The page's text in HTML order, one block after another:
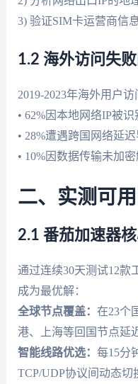
3) 验证SIM卡运营商信
1.2 海外访问失
2019-2023年海外用户
• 62%因本地网络IP被
• 28%遭遇跨国网络延
• 10%因数据传输未加
二、实测可
2.1 番茄加速器
通过连续30天测试12款
成为最优解：
全球节点覆盖： 在23个
港、上海等回国节点延
智能线路优选： 每15分
TCP/UDP协议间动态切